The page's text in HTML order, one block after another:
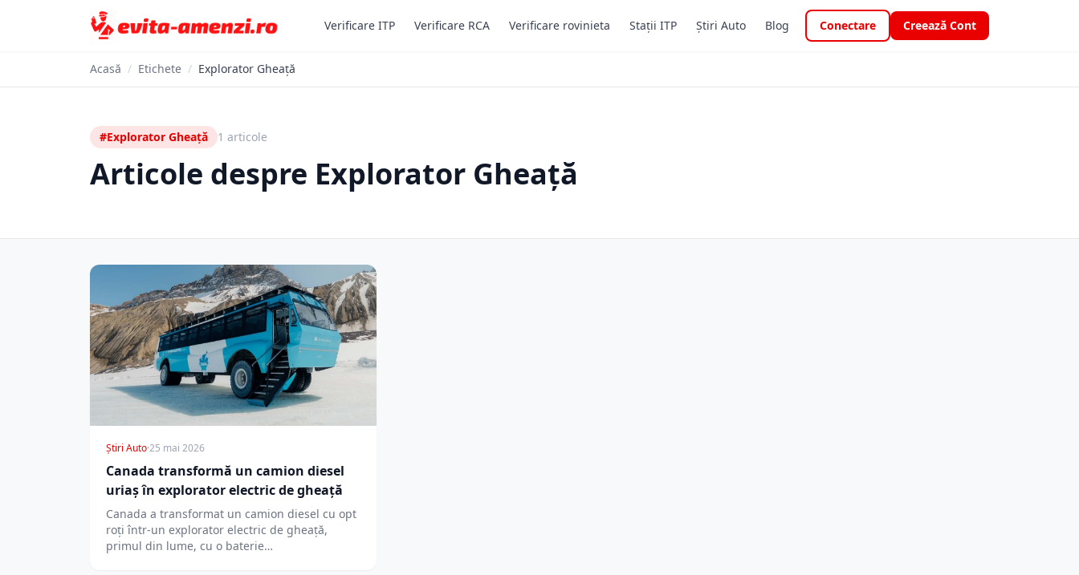
Verificare ITP Verificare RCA Verificare rovinieta Stații ITP Știri Auto Blog Conectare Creează Cont
Acasă / Etichete / Explorator Gheață
#Explorator Gheață 1 articole
Articole despre Explorator Gheață
Știri Auto·25 mai 2026
Canada transformă un camion diesel
uriaș în explorator electric de gheață
Canada a transformat un camion diesel cu opt
roți într-un explorator electric de gheață,
primul din lume, cu o baterie…